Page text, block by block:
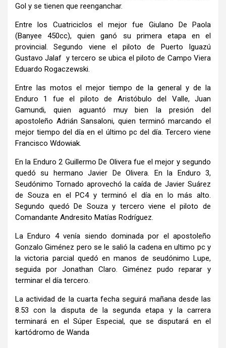
Gol y se tienen que reenganchar.
Entre los Cuatriciclos el mejor fue Giulano De Paola
(Banyee 450cc), quien ganó su primera etapa en el
provincial. Segundo viene el piloto de Puerto Iguazú
Gustavo Jalaf y tercero se ubica el piloto de Campo Viera
Eduardo Rogaczewski.
Entre las motos el mejor tiempo de la general y de la
Enduro 1 fue el piloto de Aristóbulo del Valle, Juan
Gamundi, quien aguantó muy bien la presión del
apostoleño Adrián Sansaloni, quien terminó marcando el
mejor tiempo del día en el último pc del día. Tercero viene
Francisco Wdowiak.
En la Enduro 2 Guillermo De Olivera fue el mejor y segundo
quedó su hermano Javier De Olivera. En la Enduro 3,
Seudónimo Tornado aprovechó la caída de Javier Suárez
de Souza en el PC4 y terminó el día en lo más alto.
Segundo quedó De Souza y tercero viene el piloto de
Comandante Andresito Matías Rodríguez.
La Enduro 4 venía siendo dominada por el apostoleño
Gonzalo Giménez pero se le salió la cadena en ultimo pc y
la victoria parcial quedó en manos de seudónimo Lupe,
seguida por Jonathan Claro. Giménez pudo reparar y
terminar el día tercero.
La actividad de la cuarta fecha seguirá mañana desde las
8.53 con la disputa de la segunda etapa y la carrera
terminará en el Súper Especial, que se disputará en el
kartódromo de Wanda